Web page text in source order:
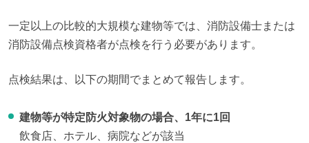
一定以上の比較的大規模な建物等では、消防設備士または
消防設備点検資格者が点検を行う必要があります。
点検結果は、以下の期間でまとめて報告します。
建物等が特定防火対象物の場合、1年に1回
飲食店、ホテル、病院などが該当